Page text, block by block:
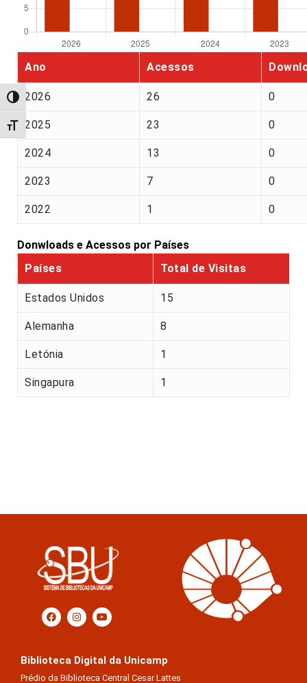
Alternar alto contraste
Alternar tamanho da fonte
Ano Acessos
2026 26 0
2025 23 0
2024 13 0
2023 7 0
2022 1 0
Donwloads e Acessos por Países
Países
Total de Visitas
Estados Unidos 15
Alemanha 8
Letónia 1
Singapura 1
Biblioteca Digital da Unicamp
Prédio da Biblioteca Central Cesar Lattes